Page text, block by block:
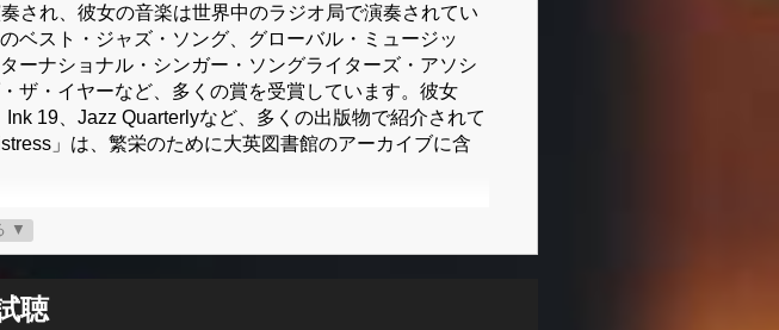
され、彼女の音楽は世界中のラジオ局で演奏されてい
ベスト・ジャズ・ソング、グローバル・ミュージッ
ーナショナル・シンガー・ソングライターズ・アソシ
ザ・イヤーなど、多くの賞を受賞しています。彼女
19、Jazz Quarterlyなど、多くの出版物で紹介されて
」は、繁栄のために大英図書館のアーカイブに含
を過ごしています。彼女は、リッキー・リー・ジョー
イア・ホーン、スティーブ・ガッド、ミシェル・カミ
ター、マキシン・ゴードン、テリー・ライン・キャリ
、カミーユ・サーマン、セリーヌ・ピーターソンな
▼
聴